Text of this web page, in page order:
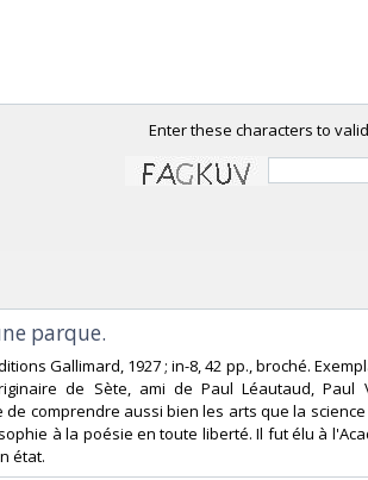
Enter these characters to
parque.
Gallimard, 1927 ; in-8, 42 pp., broché.
de Sète, ami de Paul Léautaud, Paul
de comprendre aussi bien les arts que la
à la poésie en toute liberté. Il fut élu à
état.‎